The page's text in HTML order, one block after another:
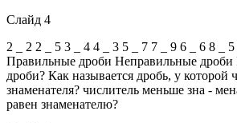
Слайд 4
2 _ 2 2 _ 5 3 _ 4 4 _ 3 5 _ 7 7 _ 9 6 _ 6 8 _ 5
Правильные дроби Неправильные
дроби? Как называется дробь, у которой
знаменателя? числитель меньше зна -
равен знаменателю?